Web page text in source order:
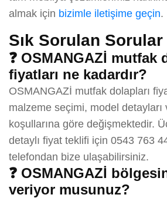
almak için bizimle iletişime geçin.
Sık Sorulan Sorular
❓ OSMANGAZİ mutfak
fiyatları ne kadardır?
OSMANGAZİ mutfak dolapları
malzeme seçimi, model detayları
koşullarına göre değişmektedir.
detaylı fiyat teklifi için 0543 763
telefondan bize ulaşabilirsiniz.
❓ OSMANGAZİ
veriyor musunuz?